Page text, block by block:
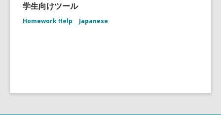
学生向けツール
Homework Help Japanese